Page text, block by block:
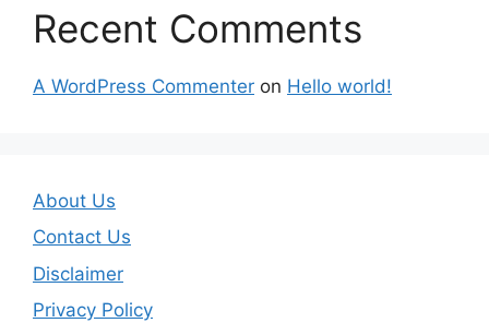
Recent Comments
A WordPress Commenter on Hello world!
About Us
Contact Us
Disclaimer
Privacy Policy